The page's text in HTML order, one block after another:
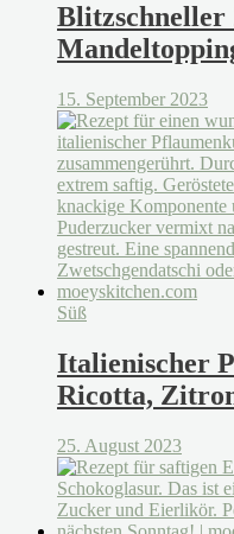
Blitzschneller
15. September 2023
Süß
Italienischer
Ricotta,
25. August 2023